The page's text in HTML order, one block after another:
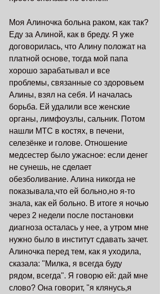
Моя Алиночка больна раком, как так?
Еду за Алиной, как в бреду. Я уже
договорилась, что Алину положат на
платной основе, тогда мой папа
хорошо зарабатывал и все
проблемы, связанные со здоровьем
Алины, взял на себя. И началась
борьба. Ей удалили все женские
органы, лимфоузлы, сальник. Потом
нашли МТС в костях, в печени,
селезёнке и голове. Отношение
медсестер было ужасное: если денег
не сунешь, не сделает
обезболивание. Алина никогда не
показывала,что ей больно,но я-то
знала, как ей больно. В итоге я ночью
через 2 недели после постановки
диагноза осталась у нее, а утром мне
нужно было в институт сдавать зачет.
Алиночка перед тем, как я уходила,
сказала: "Милка, я всегда буду
рядом, всегда". Я говорю ей: дай мне
слово? Она говорит, "я клянусь,я